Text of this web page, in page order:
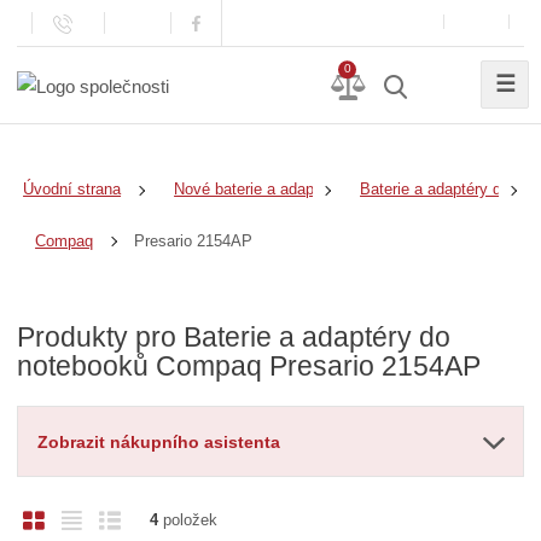
0
☰
Úvodní strana Nové baterie a adaptéry Baterie a adaptéry do
Compaq Presario 2154AP
Produkty pro Baterie a adaptéry do
notebooků Compaq Presario 2154AP
Zobrazit nákupního asistenta
O
Ř
4položek